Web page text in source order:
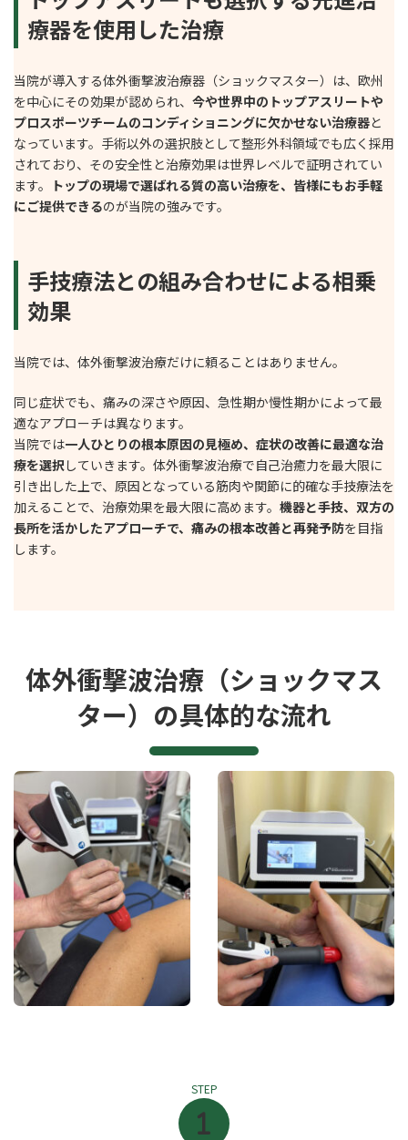
療器を使用した治療
当院が導入する体外衝撃波治療器（ショックマスター）は、欧州
を中心にその効果が認められ、 今や世界中のトップアスリートや
プロスポーツチームのコンディショニングに欠かせない治療器と
なっています。手術以外の選択肢として整形外科領域でも広く採用
されており、その安全性と治療効果は世界レベルで証明されてい
ます。
トップの現場で選ばれる質の高い治療を、皆様にもお手軽
にご提供できるのが当院の強みです。
手技療法との組み合わせによる相乗
効果
当院では、体外衝撃波治療だけに頼ることはありません。
同じ症状でも、痛みの深さや原因、急性期か慢性期かによって最
適なアプローチは異なります。
当院では一人ひとりの根本原因の見極め、症状の改善に最適な治
療を選択 していきます。体外衝撃波治療で自己治癒力を最大限に
引き出した上で、原因となっている筋肉や関節に的確な手技療法を
加えることで、治療効果を最大限に高めます。 機器と手技、双方の
長所を活かしたアプローチで、痛みの根本改善と再発予防を目指
します。
体外衝撃波治療（ショックマス
ター）の具体的な流れ
STEP